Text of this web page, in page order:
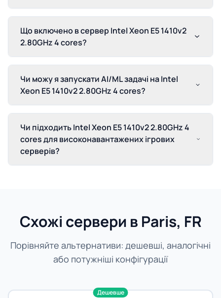
Що включено в сервер Intel Xeon E5 1410v2
2.80GHz 4 cores?
Чи можу я запускати AI/ML задачі на Intel
Xeon E5 1410v2 2.80GHz 4 cores?
Чи підходить Intel Xeon E5 1410v2 2.80GHz 4
cores для високонавантажених ігрових
серверів?
Схожі сервери в Paris, FR
Порівняйте альтернативи: дешевші, аналогічні
або потужніші конфігурації
Дешевше